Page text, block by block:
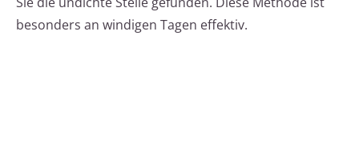
besonders an windigen Tagen effektiv.